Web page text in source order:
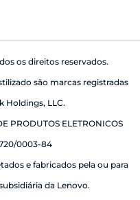
os direitos reservados.
são marcas registradas
Holdings, LLC.
PRODUTOS ELETRONICOS
0003-84
e fabricados pela ou para
da Lenovo.